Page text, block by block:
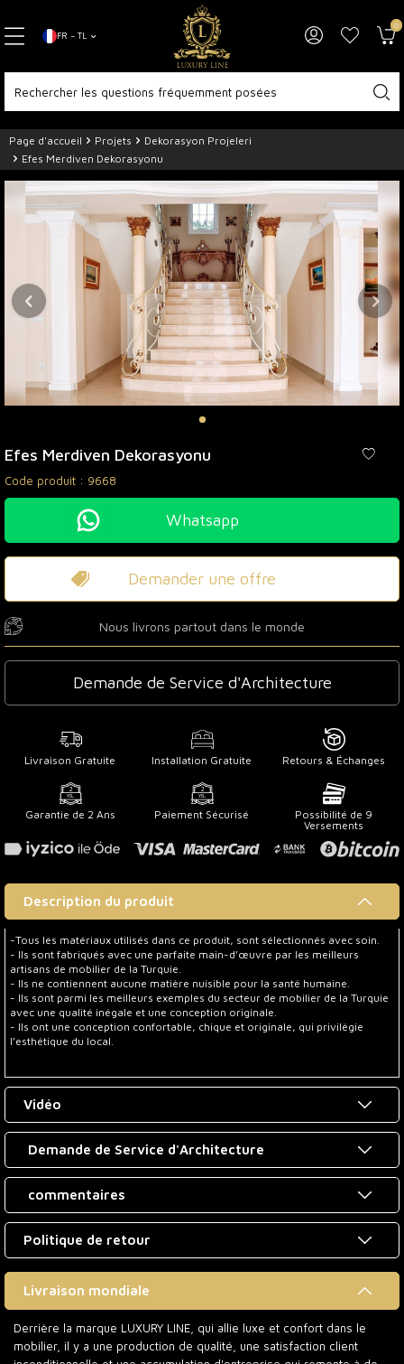
FR − TL
0
Page d'accueil Projets
Dekorasyon Projeleri
Efes Merdiven Dekorasyonu
Efes Merdiven Dekorasyonu
Code produit : 9668
Whatsapp
Demander une offre
Nous livrons partout dans le monde
Demande de Service d'Architecture
Livraison Gratuite Installation Gratuite Retours & Échanges
Garantie de 2 Ans Paiement Sécurisé
Possibilité de 9
Versements
Description du produit
-Tous les matériaux utilisés dans ce produit, sont sélectionnés avec soin.
- Ils sont fabriqués avec une parfaite main-d’œuvre par les meilleurs
artisans de mobilier de la Turquie.
- Ils ne contiennent aucune matière nuisible pour la santé humaine.
- Ils sont parmi les meilleurs exemples du secteur de mobilier de la Turquie
avec une qualité inégale et une conception originale.
- Ils ont une conception confortable, chique et originale, qui privilégie
l’esthétique du local.
Vidéo
Demande de Service d'Architecture
commentaires
Politique de retour
Livraison mondiale
Derrière la marque LUXURY LINE, qui allie luxe et confort dans le
mobilier, il y a une production de qualité, une satisfaction client